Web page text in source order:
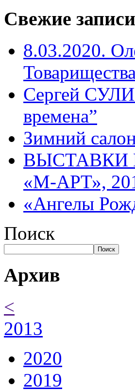
Свежие записи
8.03.2020.
Сергей
времена”
Зимний
ВЫСТАВКИ
«М-АРТ»,
«Ангелы
Поиск
Поиск
Архив
<
2013
2020
2019